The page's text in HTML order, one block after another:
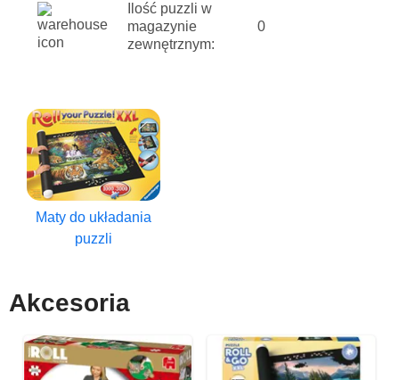
Ilość puzzli w
magazynie
zewnętrznym:
0
Maty do układania
puzzli
Akcesoria